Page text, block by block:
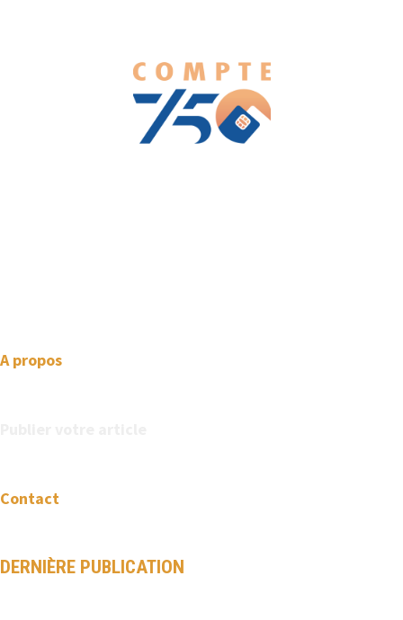
A propos
Contact
DERNIÈRE PUBLICATION